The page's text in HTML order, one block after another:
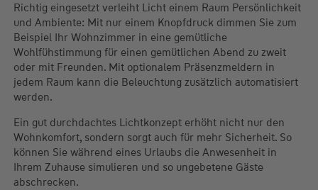
Richtig eingesetzt verleiht Licht einem Raum Persönlichkeit
und Ambiente: Mit nur einem Knopfdruck dimmen Sie zum
Beispiel Ihr Wohnzimmer in eine gemütliche
Wohlfühstimmung für einen gemütlichen Abend zu zweit
oder mit Freunden. Mit optionalem Präsenzmeldern in
jedem Raum kann die Beleuchtung zusätzlich automatisiert
werden.
Ein gut durchdachtes Lichtkonzept erhöht nicht nur den
Wohnkomfort, sondern sorgt auch für mehr Sicherheit. So
können Sie während eines Urlaubs die Anwesenheit in
Ihrem Zuhause simulieren und so ungebetene Gäste
abschrecken.